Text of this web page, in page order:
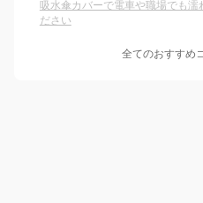
吸水傘カバーで電車や職場でも濡
ださい
全てのおすすめ